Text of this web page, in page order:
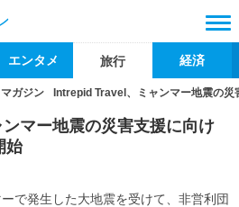
エンタメ 旅行 経済
マガジン Intrepid Travel、ミャンマー地震の
マー地震の災害支援に向け
始
で発生した大地震を受けて、非営利団